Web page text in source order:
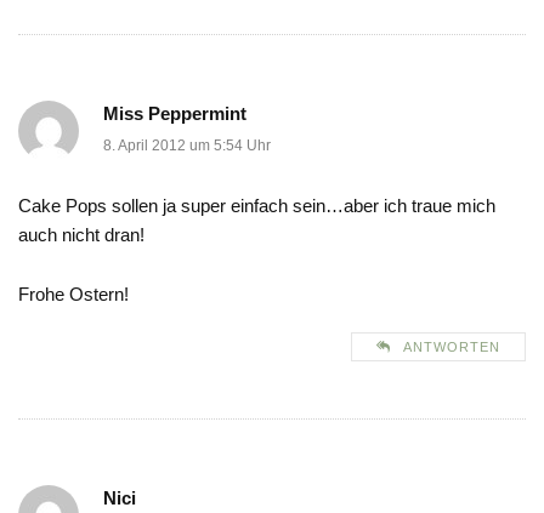
Miss Peppermint
8. April 2012 um 5:54 Uhr
Cake Pops sollen ja super einfach sein…aber ich traue mich
auch nicht dran!
Frohe Ostern!
ANTWORTEN
Nici